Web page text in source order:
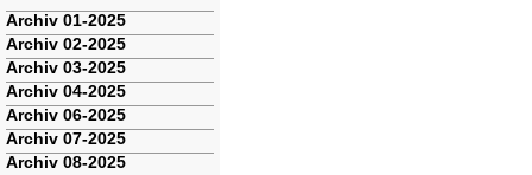
Navigation
überspringen
Archiv 01-2025
Archiv 02-2025
Archiv 03-2025
Archiv 04-2025
Archiv 06-2025
Archiv 07-2025
Archiv 08-2025